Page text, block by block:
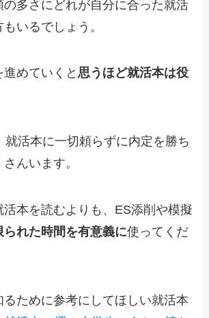
の多さにどれが自分に合った就活
いるでしょう。
進めていくと思うほど就活本は役
就活本に一切頼らずに内定を勝ち
んいます。
本を読むよりも、ES添削や模擬
られた時間を有意義に使ってくだ
るために参考にしてほしい就活本